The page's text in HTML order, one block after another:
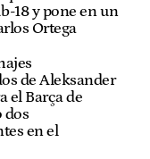
18 y pone en un
Ortega
de Aleksander
el Barça de
dos
en el